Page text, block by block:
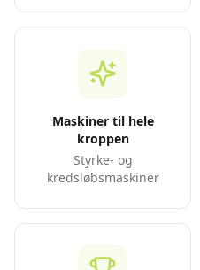
Maskiner til hele
kroppen
Styrke- og
kredsløbsmaskiner